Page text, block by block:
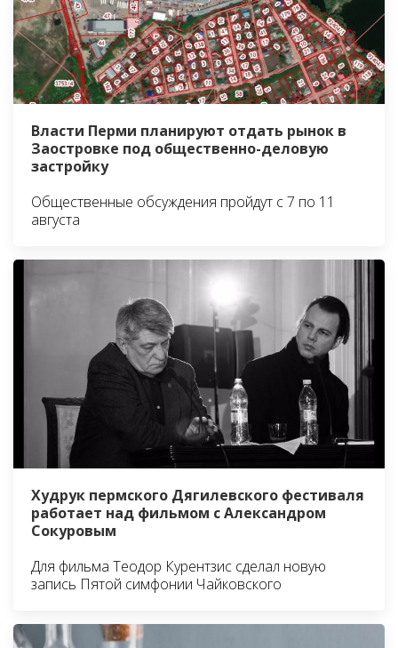
Власти Перми планируют отдать рынок в
Заостровке под общественно-деловую
застройку
Общественные обсуждения пройдут с 7 по 11
августа
Худрук пермского Дягилевского фестиваля
работает над фильмом с Александром
Сокуровым
Для фильма Теодор Курентзис сделал новую
запись Пятой симфонии Чайковского